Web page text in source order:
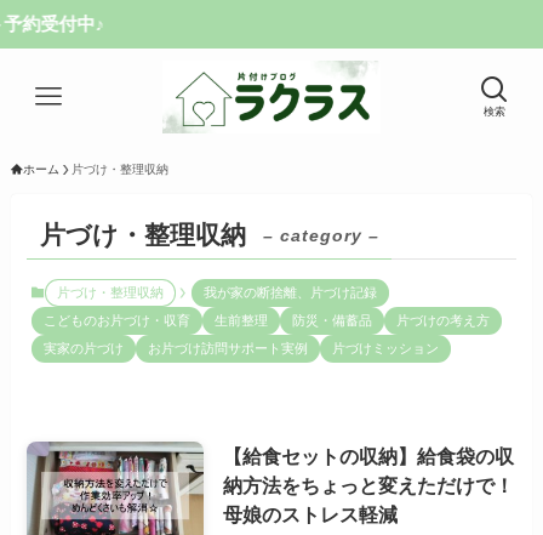
中♪
検索
ホーム 片づけ・整理収納
片づけ・整理収納 – category –
片づけ・整理収納
我が家の断捨離、片づけ記録
こどものお片づけ・収育
生前整理 防災・備蓄品
片づけの考え方
実家の片づけ
お片づけ訪問サポート実例 片づけミッション
【給食セットの収納】給食袋の収
納方法をちょっと変えただけで！
母娘のストレス軽減